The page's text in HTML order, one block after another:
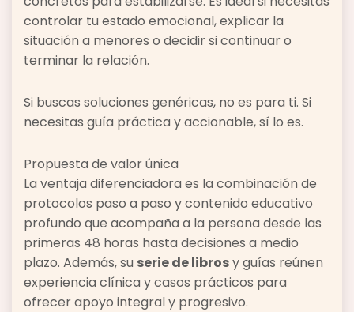
controlar tu estado emocional, explicar la
situación a menores o decidir si continuar o
terminar la relación.
Si buscas soluciones genéricas, no es para ti. Si
necesitas guía práctica y accionable, sí lo es.
Propuesta de valor única
La ventaja diferenciadora es la combinación de
protocolos paso a paso y contenido educativo
profundo que acompaña a la persona desde las
primeras 48 horas hasta decisiones a medio
plazo. Además, su serie de librosy guías reúnen
experiencia clínica y casos prácticos para
ofrecer apoyo integral y progresivo.